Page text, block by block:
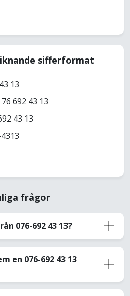
sifferformat
13
692 43 13
43 13
frågor
076-692 43 13?
en 076-692 43 13